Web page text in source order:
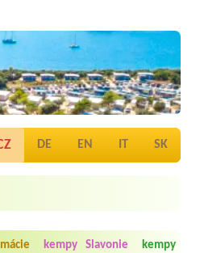
DE EN IT SK
kempy Slavonie
kempy